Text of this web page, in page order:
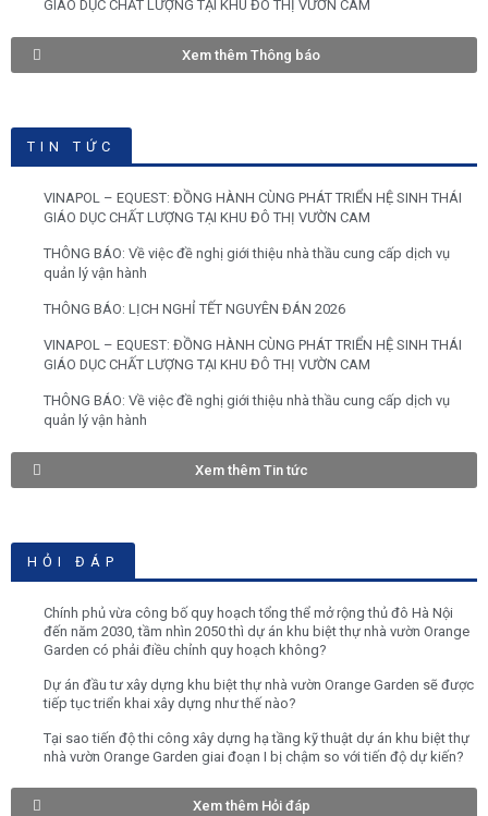
GIÁO DỤC CHẤT LƯỢNG TẠI KHU ĐÔ THỊ VƯỜN CAM
Xem thêm Thông báo
TIN TỨC
VINAPOL – EQUEST: ĐỒNG HÀNH CÙNG PHÁT TRIỂN HỆ SINH THÁI
GIÁO DỤC CHẤT LƯỢNG TẠI KHU ĐÔ THỊ VƯỜN CAM
THÔNG BÁO: Về việc đề nghị giới thiệu nhà thầu cung cấp dịch vụ
quản lý vận hành
THÔNG BÁO: LỊCH NGHỈ TẾT NGUYÊN ĐÁN 2026
VINAPOL – EQUEST: ĐỒNG HÀNH CÙNG PHÁT TRIỂN HỆ SINH THÁI
GIÁO DỤC CHẤT LƯỢNG TẠI KHU ĐÔ THỊ VƯỜN CAM
THÔNG BÁO: Về việc đề nghị giới thiệu nhà thầu cung cấp dịch vụ
quản lý vận hành
Xem thêm Tin tức
HỎI ĐÁP
Chính phủ vừa công bố quy hoạch tổng thể mở rộng thủ đô Hà Nội
đến năm 2030, tầm nhìn 2050 thì dự án khu biệt thự nhà vườn Orange
Garden có phải điều chỉnh quy hoạch không?
Dự án đầu tư xây dựng khu biệt thự nhà vườn Orange Garden sẽ được
tiếp tục triển khai xây dựng như thế nào?
Tại sao tiến độ thi công xây dựng hạ tầng kỹ thuật dự án khu biệt thự
nhà vườn Orange Garden giai đoạn I bị chậm so với tiến độ dự kiến?
Xem thêm Hỏi đáp